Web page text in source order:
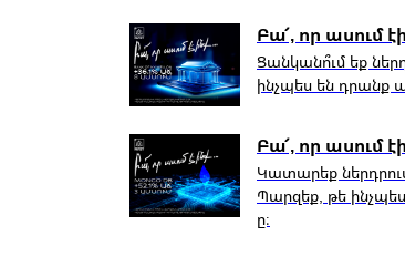
Բա՜, որ ասում
Ցանկանո՞ւմ եք
ինչպես են դրանք
Բա՜, որ ասում
Կատարեք
Պարզեք, թե
ը։